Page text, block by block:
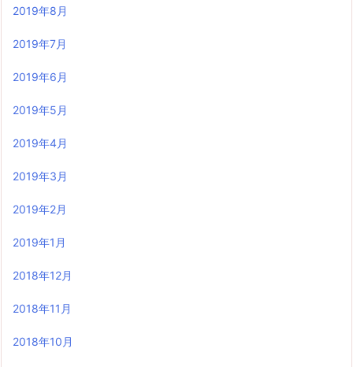
2019年8月
2019年7月
2019年6月
2019年5月
2019年4月
2019年3月
2019年2月
2019年1月
2018年12月
2018年11月
2018年10月